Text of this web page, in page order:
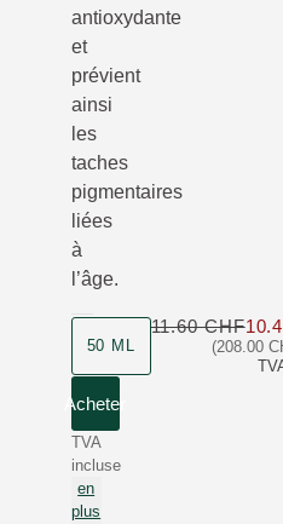
antioxydante
et
prévient
ainsi
les
taches
pigmentaires
liées
à
l’âge.
50 ML (208.00
11.60 CHF
Acheter
TVA
incluse
en
plus